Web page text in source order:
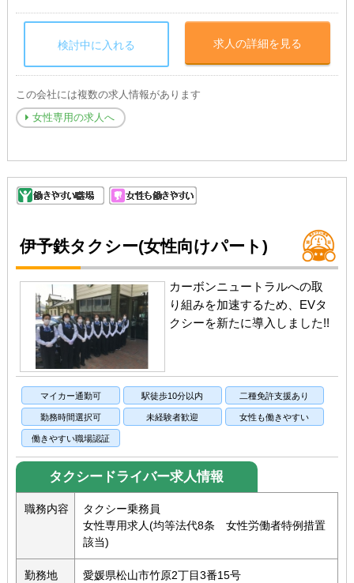
検討中に入れる 求人の詳細を見る
この会社には複数の求人情報があります
女性専用の求人へ
伊予鉄タクシー(女性向けパート)
カーボンニュートラルへの取
り組みを加速するため、EVタ
クシーを新たに導入しました!!
マイカー通勤可 駅徒歩10分以内 二種免許支援あり
勤務時間選択可 未経験者歓迎 女性も働きやすい
働きやすい職場認証
タクシードライバー求人情報
職務内容
タクシー乗務員
女性専用求人(均等法代8条 女性労働者特例措置
該当)
勤務地 愛媛県松山市竹原2丁目3番15号